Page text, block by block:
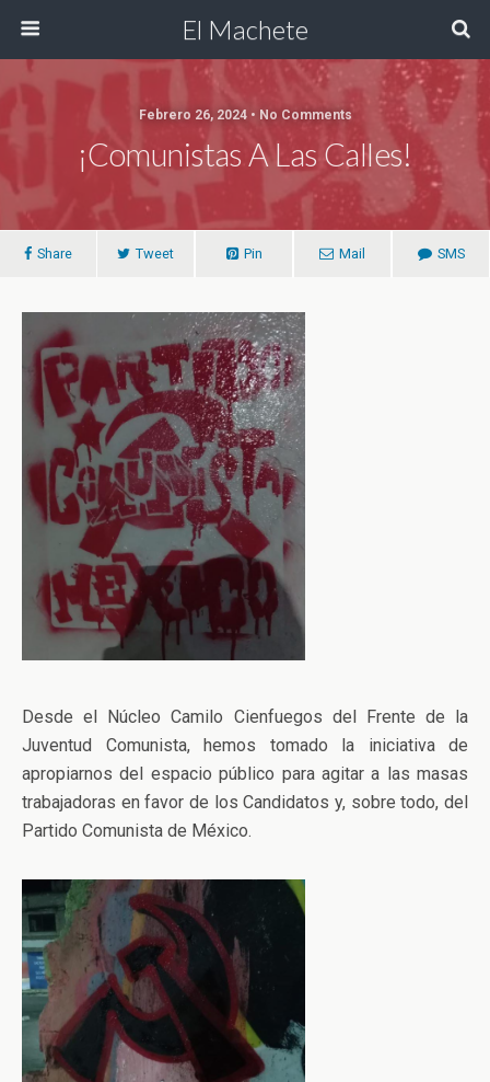
El Machete
Febrero 26, 2024 • No Comments
¡Comunistas A Las Calles!
Share Tweet Pin Mail SMS
Desde el Núcleo Camilo Cienfuegos del Frente de la
Juventud Comunista, hemos tomado la iniciativa de
apropiarnos del espacio público para agitar a las masas
trabajadoras en favor de los Candidatos y, sobre todo, del
Partido Comunista de México.